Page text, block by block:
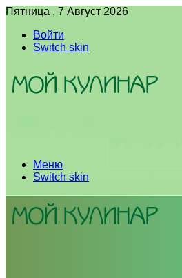
Пятница , 7 Август 2026
Войти
Switch skin
Меню
Switch skin